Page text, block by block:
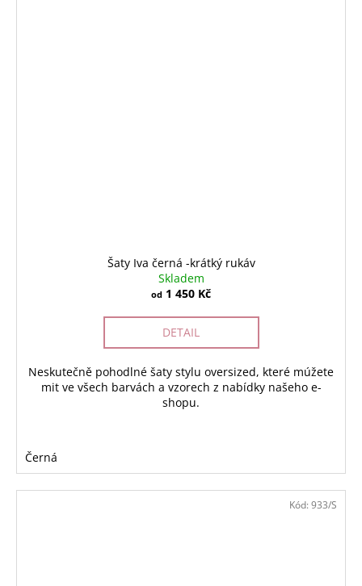
Šaty Iva černá -krátký rukáv
Skladem
od 1 450 Kč
DETAIL
Neskutečně pohodlné šaty stylu oversized, které múžete
mit ve všech barvách a vzorech z nabídky našeho e-
shopu.
Černá
Kód: 933/S